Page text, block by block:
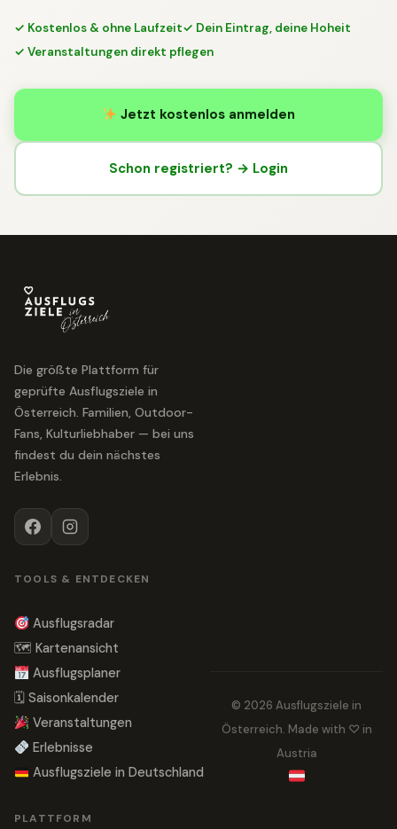
✓ Kostenlos & ohne Laufzeit✓ Dein Eintrag, deine Hoheit
✓ Veranstaltungen direkt pflegen
Jetzt kostenlos anmelden
Schon registriert? → Login
Die größte Plattform für
geprüfte Ausflugsziele in
Österreich. Familien, Outdoor-
Fans, Kulturliebhaber — bei uns
findest du dein nächstes
Erlebnis.
TOOLS & ENTDECKEN
Ausflugsradar
🗺 Kartenansicht
Ausflugsplaner
🗓 Saisonkalender
Veranstaltungen
Erlebnisse
Ausflugsziele in Deutschland
PLATTFORM
© 2026 Ausflugsziele in
Österreich. Made with ♡ in
Austria